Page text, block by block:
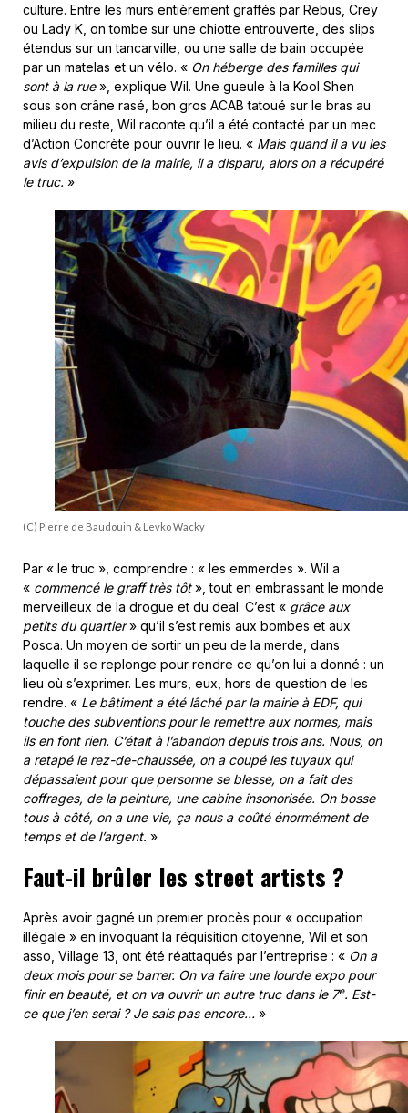
culture. Entre les murs entièrement graffés par Rebus, Crey
ou Lady K, on tombe sur une chiotte entrouverte, des slips
étendus sur un tancarville, ou une salle de bain occupée
par un matelas et un vélo. « On héberge des familles qui
sont à la rue», explique Wil. Une gueule à la Kool Shen
sous son crâne rasé, bon gros ACAB tatoué sur le bras au
milieu du reste, Wil raconte qu’il a été contacté par un mec
d’Action Concrète pour ouvrir le lieu. « Mais quand il a vu les
avis d’expulsion de la mairie, il a disparu, alors on a récupéré
le truc. »
(C) Pierre de Baudouin & Levko Wacky
Par « le truc », comprendre : « les emmerdes ». Wil a
« commencé le graff très tôt», tout en embrassant le monde
merveilleux de la drogue et du deal. C’est « grâce aux
petits du quartier» qu’il s’est remis aux bombes et aux
Posca. Un moyen de sortir un peu de la merde, dans
laquelle il se replonge pour rendre ce qu’on lui a donné : un
lieu où s’exprimer. Les murs, eux, hors de question de les
rendre. « Le bâtiment a été lâché par la mairie à EDF, qui
touche des subventions pour le remettre aux normes, mais
ils en font rien. C’était à l’abandon depuis trois ans. Nous, on
a retapé le rez-de-chaussée, on a coupé les tuyaux qui
dépassaient pour que personne se blesse, on a fait des
coffrages, de la peinture, une cabine insonorisée. On bosse
tous à côté, on a une vie, ça nous a coûté énormément de
temps et de l’argent. »
Faut-il brûler les street artists ?
Après avoir gagné un premier procès pour « occupation
illégale » en invoquant la réquisition citoyenne, Wil et son
asso, Village 13, ont été réattaqués par l’entreprise : « On a
deux mois pour se barrer. On va faire une lourde expo pour
finir en beauté, et on va ouvrir un autre truc dans le 7e. Est-
ce que j’en serai ? Je sais pas encore… »